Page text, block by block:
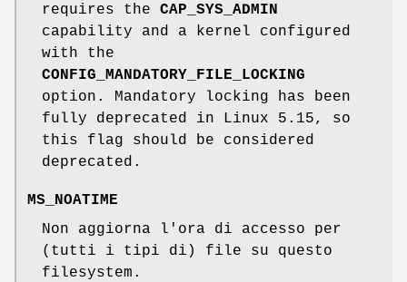
requires the CAP_SYS_ADMIN
capability and a kernel configured
with the
CONFIG_MANDATORY_FILE_LOCKING
option. Mandatory locking has been
fully deprecated in Linux 5.15, so
this flag should be considered
deprecated.
MS_NOATIME
Non aggiorna l'ora di accesso per
(tutti i tipi di) file su questo
filesystem.